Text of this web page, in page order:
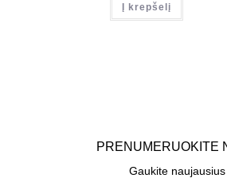
Į krepšelį
PRENUMERUOKITE
Gaukite